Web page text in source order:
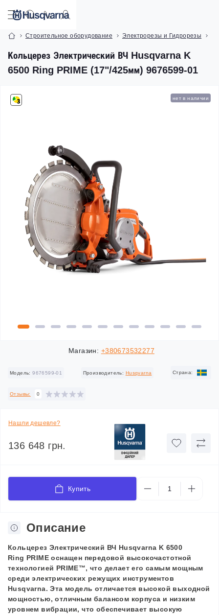
Строительное оборудование Электрорезы и Гидрорезы
Кольцерез Электрический ВЧ Husqvarna K
6500 Ring PRIME (17"/425мм) 9676599-01
нет в наличии
Магазин: +380673532277
Модель: 9676599-01 Производитель: Husqvarna Cтрана:
Отзывы: 0
Нашли дешевле?
136 648 грн.
Купить
Описание
Кольцерез Электрический ВЧ Husqvarna K 6500
Ring PRIMEоснащен передовой высокочастотной
технологией PRIME™, что делает его самым мощным
среди электрических режущих инструментов
Husqvarna. Эта модель отличается высокой выходной
мощностью, отличным балансом корпуса и низким
уровнем вибрации, что обеспечивает высокую